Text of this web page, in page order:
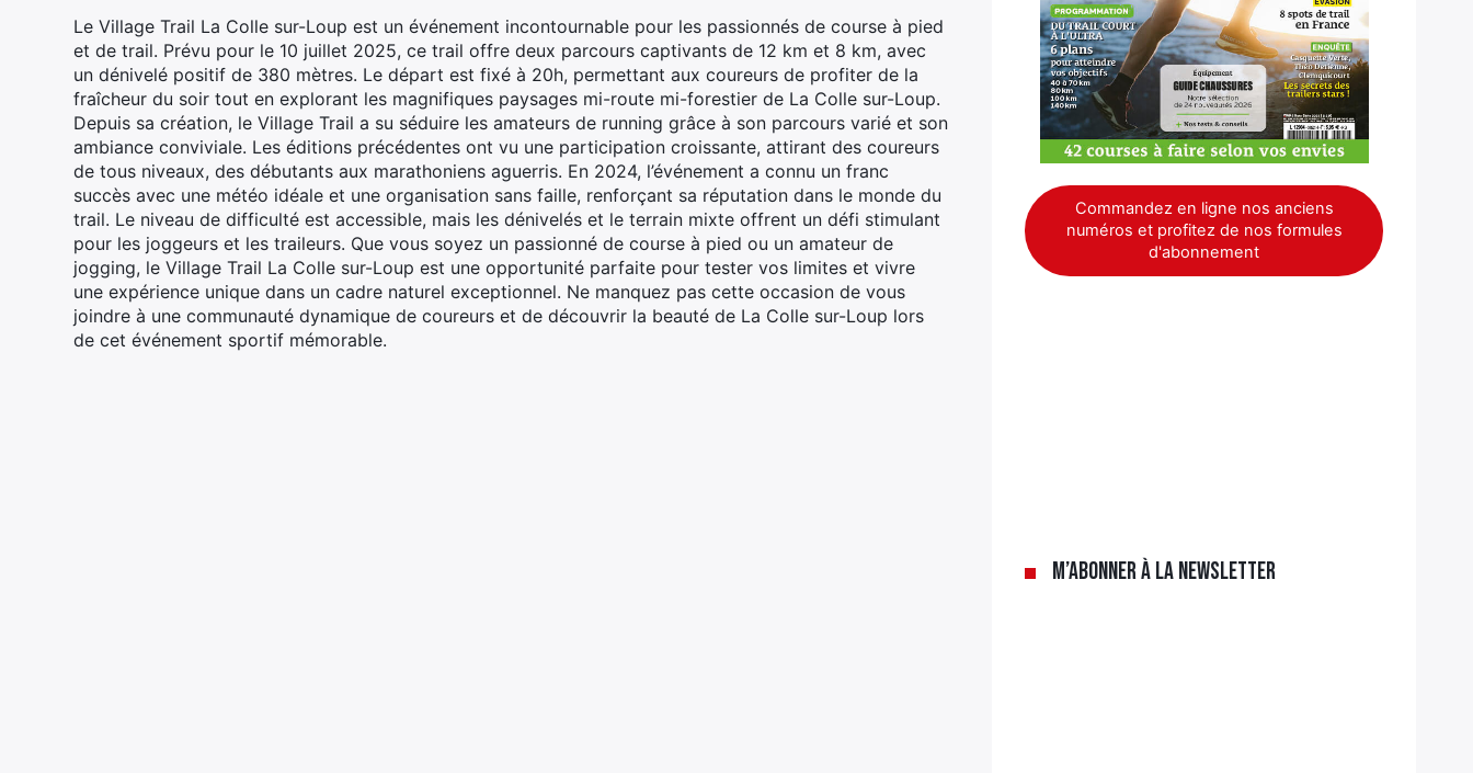
Le Village Trail La Colle sur-Loup est un événement incontournable pour les passionnés de course à pied
et de trail. Prévu pour le 10 juillet 2025, ce trail offre deux parcours captivants de 12 km et 8 km, avec
un dénivelé positif de 380 mètres. Le départ est fixé à 20h, permettant aux coureurs de profiter de la
fraîcheur du soir tout en explorant les magnifiques paysages mi-route mi-forestier de La Colle sur-Loup.
Depuis sa création, le Village Trail a su séduire les amateurs de running grâce à son parcours varié et son
ambiance conviviale. Les éditions précédentes ont vu une participation croissante, attirant des coureurs
de tous niveaux, des débutants aux marathoniens aguerris. En 2024, l’événement a connu un franc
succès avec une météo idéale et une organisation sans faille, renforçant sa réputation dans le monde du
trail. Le niveau de difficulté est accessible, mais les dénivelés et le terrain mixte offrent un défi stimulant
pour les joggeurs et les traileurs. Que vous soyez un passionné de course à pied ou un amateur de
jogging, le Village Trail La Colle sur-Loup est une opportunité parfaite pour tester vos limites et vivre
une expérience unique dans un cadre naturel exceptionnel. Ne manquez pas cette occasion de vous
joindre à une communauté dynamique de coureurs et de découvrir la beauté de La Colle sur-Loup lors
de cet événement sportif mémorable.
Commandez en ligne nos anciens
numéros et profitez de nos formules
d'abonnement
M’abonner à la newsletter